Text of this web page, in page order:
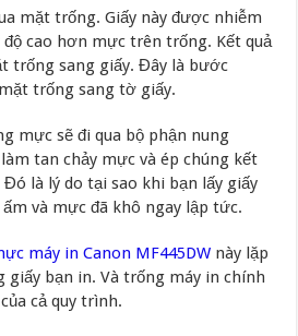
mặt trống. Giấy này được nhiễm
cao hơn mực trên trống. Kết quả
trống sang giấy. Đây là bước
trống sang tờ giấy.
mực sẽ đi qua bộ phận nung
tan chảy mực và ép chúng kết
là lý do tại sao khi bạn lấy giấy
và mực đã khô ngay lập tức.
máy in Canon MF445DW này lặp
giấy bạn in. Và trống máy in chính
cả quy trình.